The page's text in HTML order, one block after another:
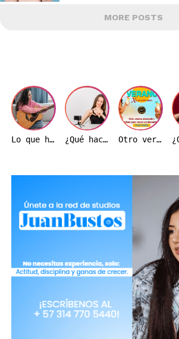
MORE POSTS
Lo que haces fuera de cámara también puede ayudarte a crecer dentro de ella ¿Qué hace realmente una modelo webcam durante una transmisión? Otro verano ardiente: Ideas de transmisión para hacer crecer tu base de fans